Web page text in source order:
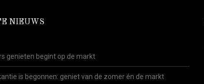
NIEUWS
genieten begint op de markt
is begonnen: geniet van de zomer én de markt